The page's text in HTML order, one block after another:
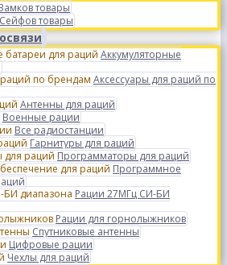
товары
Сейфов товары
Аккумуляторные
Аксессуары для раций по
Антенны для раций
Военные рации
Все радиостанции
Гарнитуры для раций
Программаторы для раций
Программное
Рации 27МГц СИ-БИ
Рации для горнолыжников
Спутниковые антенны
Цифровые рации
Чехлы для раций